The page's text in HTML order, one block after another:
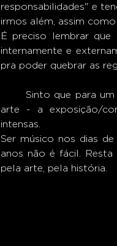
responsabilidades" e
irmos além, assim
É preciso lembrar que
internamente e
pra poder quebrar as
	Sinto que para um futuro promissor da música - para quem ousa e quer dominador essa
arte - a exposição/
intensas.
Ser músico nos dias
anos não é fácil.
pela arte, pela história.